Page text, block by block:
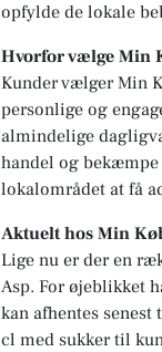
opfylde de lokale
Hvorfor vælge Min
Kunder vælger Min
personlige og
almindelige
handel og
lokalområdet at få
Aktuelt hos Min
Lige nu er der en
Asp. For øjeblikket
kan afhentes senest
cl med sukker til